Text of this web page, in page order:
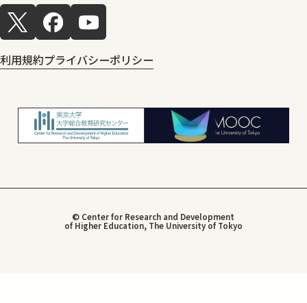
利用規約プライバシーポリシー
© Center for Research and Development
of Higher Education, The University of Tokyo